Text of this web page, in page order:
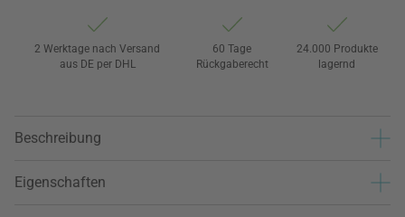
2 Werktage nach Versand
aus DE per DHL
60 Tage
Rückgaberecht
24.000 Produkte
lagernd
Beschreibung
Eigenschaften